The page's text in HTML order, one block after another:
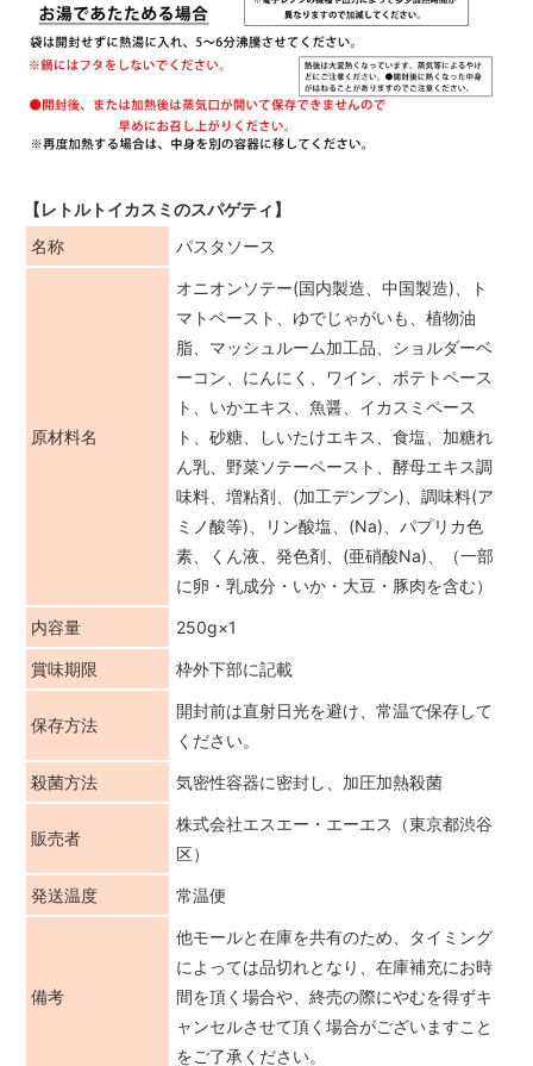
【レトルトイカスミのスパゲティ】
名称
パスタソース
原材料名
オニオンソテー(国内製造、中国製造)、ト
マトペースト、ゆでじゃがいも、植物油
脂、マッシュルーム加工品、ショルダーベ
ーコン、にんにく、ワイン、ポテトペース
ト、いかエキス、魚醤、イカスミペース
ト、砂糖、しいたけエキス、食塩、加糖れ
ん乳、野菜ソテーペースト、酵母エキス調
味料、増粘剤、(加工デンプン)、調味料(ア
ミノ酸等)、リン酸塩、(Na)、パプリカ色
素、くん液、発色剤、(亜硝酸Na)、（一部
に卵・乳成分・いか・大豆・豚肉を含む）
内容量 250g×1
賞味期限 枠外下部に記載
保存方法
開封前は直射日光を避け、常温で保存して
ください。
殺菌方法 気密性容器に密封し、加圧加熱殺菌
販売者
株式会社エスエー・エーエス（東京都渋谷
区）
発送温度 常温便
備考
他モールと在庫を共有のため、タイミング
によっては品切れとなり、在庫補充にお時
間を頂く場合や、終売の際にやむを得ずキ
ャンセルさせて頂く場合がございますこと
をご了承ください。